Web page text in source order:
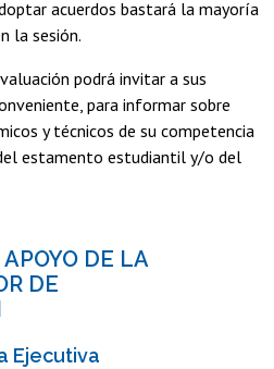
acuerdos bastará la mayoría
la sesión.
podrá invitar a sus
para informar sobre
y técnicos de su competencia
estamento estudiantil y/o del
DE LA
DE
Ejecutiva